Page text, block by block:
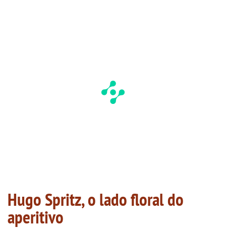
Hugo Spritz, o lado floral do
aperitivo